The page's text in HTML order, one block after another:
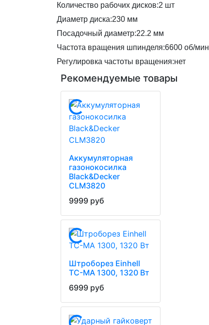
Количество рабочих дисков:2 шт
Диаметр диска:230 мм
Посадочный диаметр:22.2 мм
Частота вращения шпинделя:6600 об/мин
Регулировка частоты вращения:нет
Рекомендуемые товары
Аккумуляторная
газонокосилка
Black&Decker
CLM3820
9999 руб
Штроборез Einhell
TC-MA 1300, 1320 Вт
6999 руб